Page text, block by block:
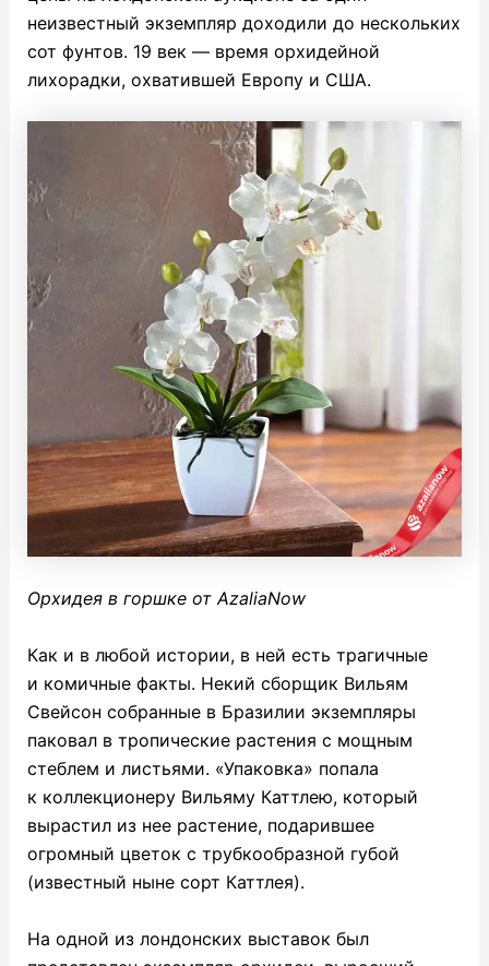
неизвестный экземпляр доходили до нескольких
сот фунтов. 19 век — время орхидейной
лихорадки, охватившей Европу и США.
Орхидея в горшке от AzaliaNow
Как и в любой истории, в ней есть трагичные
и комичные факты. Некий сборщик Вильям
Свейсон собранные в Бразилии экземпляры
паковал в тропические растения с мощным
стеблем и листьями. «Упаковка» попала
к коллекционеру Вильяму Каттлею, который
вырастил из нее растение, подарившее
огромный цветок с трубкообразной губой
(известный ныне сорт Каттлея).
На одной из лондонских выставок был